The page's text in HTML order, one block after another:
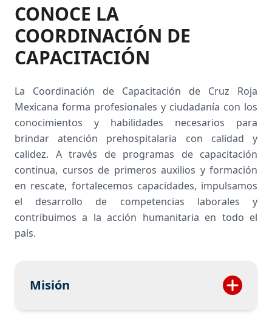
CONOCE LA
COORDINACIÓN DE
CAPACITACIÓN
La Coordinación de Capacitación de Cruz Roja
Mexicana forma profesionales y ciudadanía con los
conocimientos y habilidades necesarios para
brindar atención prehospitalaria con calidad y
calidez. A través de programas de capacitación
continua, cursos de primeros auxilios y formación
en rescate, fortalecemos capacidades, impulsamos
el desarrollo de competencias laborales y
contribuimos a la acción humanitaria en todo el
país.
Misión